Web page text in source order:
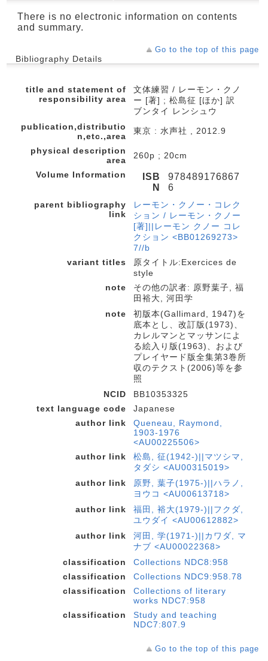
There is no electronic information on contents
and summary.
Go to the top of this page
Bibliography Details
title and statement of
responsibility area
文体練習 / レーモン・クノ
ー [著] ; 松島征 [ほか] 訳
ブンタイ レンシュウ
publication,distributio
n,etc.,area
東京 : 水声社 , 2012.9
physical description
area
260p ; 20cm
Volume Information
ISB
N
978489176867
6
parent bibliography
link
レーモン・クノー・コレク
ション / レーモン・クノー
[著]||レーモン クノー コレ
クション <BB01269273>
7//b
variant titles
原タイトル:Exercices de
style
note
その他の訳者: 原野葉子, 福
田裕大, 河田学
note
初版本(Gallimard, 1947)を
底本とし、改訂版(1973)、
カレルマンとマッサンによ
る絵入り版(1963)、および
プレイヤード版全集第3巻所
収のテクスト(2006)等を参
照
NCID
BB10353325
text language code
Japanese
author link
Queneau, Raymond,
1903-1976
<AU00225506>
author link
松島, 征(1942-)||マツシマ,
タダシ <AU00315019>
author link
原野, 葉子(1975-)||ハラノ,
ヨウコ <AU00613718>
author link
福田, 裕大(1979-)||フクダ,
ユウダイ <AU00612882>
author link
河田, 学(1971-)||カワダ, マ
ナブ <AU00022368>
classification
Collections NDC8:958
classification
Collections NDC9:958.78
classification
Collections of literary
works NDC7:958
classification
Study and teaching
NDC7:807.9
Go to the top of this page